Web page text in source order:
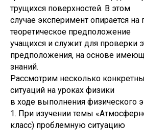
трущихся поверхностей. В этом
случае эксперимент опирается на
теоретическое предположение
учащихся и служит для проверки
предположения, на основе
знаний.
Рассмотрим несколько
ситуаций на уроках физики
в ходе выполнения физического
1. При изучении темы
класс) проблемную ситуацию